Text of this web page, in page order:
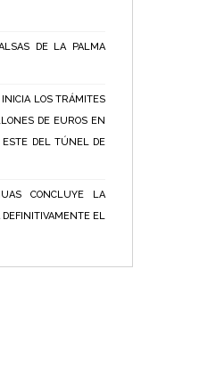
DE LA PALMA
LOS TRÁMITES
DE EUROS EN
ESTE DEL TÚNEL DE
CONCLUYE LA
DEFINITIVAMENTE EL